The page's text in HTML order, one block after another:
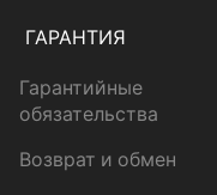
ГАРАНТИЯ
Гарантийные
обязательства
Возврат и обмен